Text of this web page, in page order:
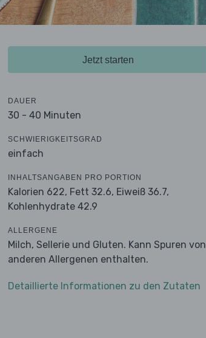
Jetzt starten
DAUER
30 - 40 Minuten
SCHWIERIGKEITSGRAD
einfach
INHALTSANGABEN PRO PORTION
Kalorien 622, Fett 32.6, Eiweiß 36.7,
Kohlenhydrate 42.9
ALLERGENE
Milch, Sellerie und Gluten. Kann Spuren von
anderen Allergenen enthalten.
Detaillierte Informationen zu den Zutaten